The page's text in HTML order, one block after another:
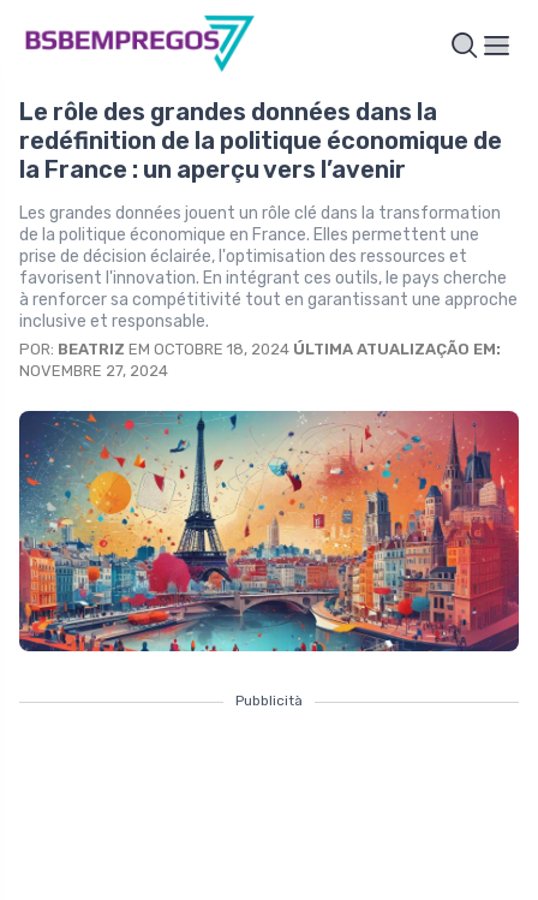
Le rôle des grandes données dans la
redéfinition de la politique économique de
la France : un aperçu vers l’avenir
Les grandes données jouent un rôle clé dans la transformation
de la politique économique en France. Elles permettent une
prise de décision éclairée, l'optimisation des ressources et
favorisent l'innovation. En intégrant ces outils, le pays cherche
à renforcer sa compétitivité tout en garantissant une approche
inclusive et responsable.
POR: BEATRIZ EM OCTOBRE 18, 2024 ÚLTIMA ATUALIZAÇÃO EM:
NOVEMBRE 27, 2024
Pubblicità